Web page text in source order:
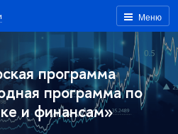
Меню
программа
программа по
и финансам»